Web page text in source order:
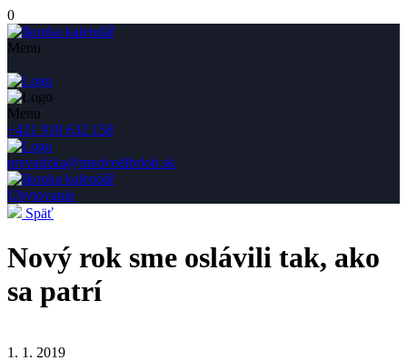
0
Menu
Menu
+421 918 632 158
prevadzka@medvedibrloh.sk
Ubytovanie
Späť
Nový rok sme oslávili tak, ako
sa patrí
1. 1. 2019